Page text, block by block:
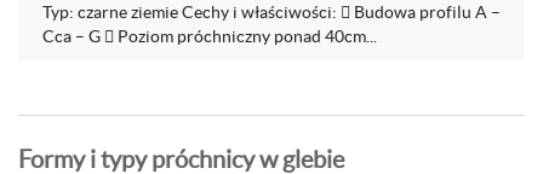
Typ: czarne ziemie Cechy i właściwości:  Budowa profilu A –
Cca – G  Poziom próchniczny ponad 40cm...
Formy i typy próchnicy w glebie